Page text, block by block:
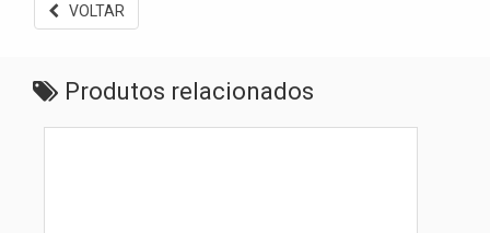
VOLTAR
Produtos relacionados